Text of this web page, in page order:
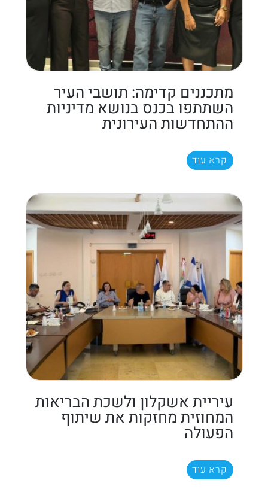
מתכננים קדימה: תושבי העיר
השתתפו בכנס בנושא מדיניות
ההתחדשות העירונית
קרא עוד
עיריית אשקלון ולשכת הבריאות
המחוזית מחזקות את שיתוף
הפעולה
קרא עוד